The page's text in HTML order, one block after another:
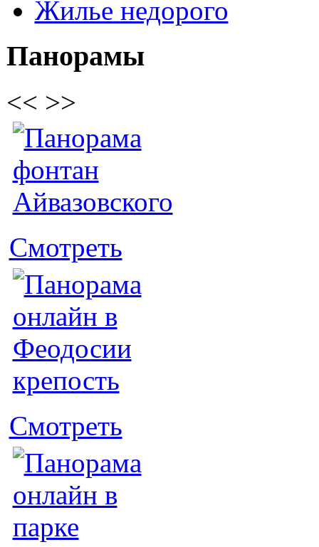
Жилье недорого
Панорамы
<< >>
Смотреть
Смотреть